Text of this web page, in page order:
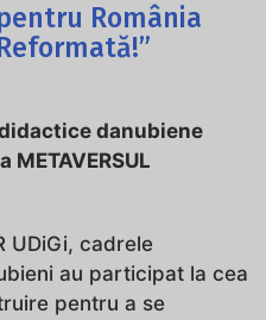
România
danubiene
UDiGi, cadrele
au participat la cea
pentru a se